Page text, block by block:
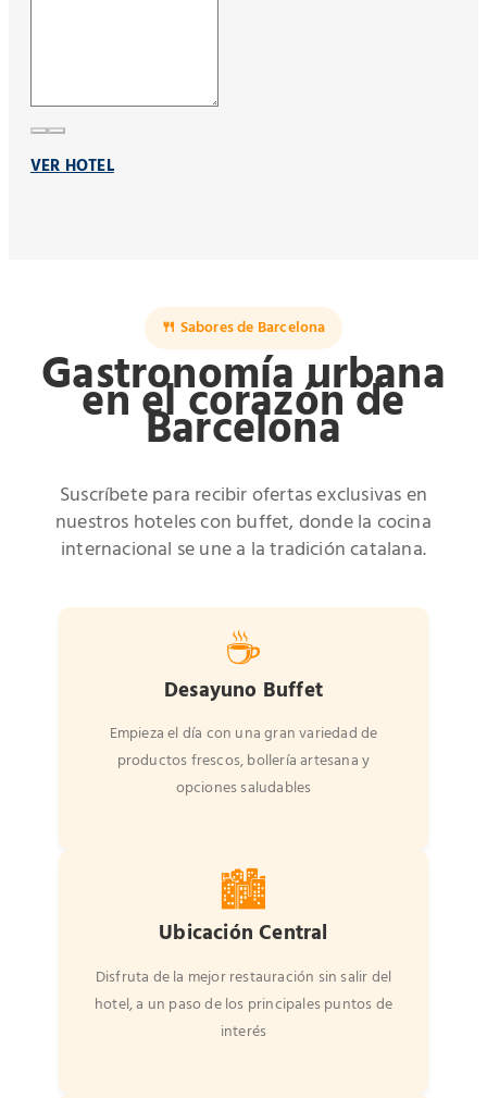
VER HOTEL
🍴 Sabores de Barcelona
Gastronomía urbana
en el corazón de
Barcelona
Suscríbete para recibir ofertas exclusivas en
nuestros hoteles con buffet, donde la cocina
internacional se une a la tradición catalana.
☕
Desayuno Buffet
Empieza el día con una gran variedad de
productos frescos, bollería artesana y
opciones saludables
🏙️
Ubicación Central
Disfruta de la mejor restauración sin salir del
hotel, a un paso de los principales puntos de
interés